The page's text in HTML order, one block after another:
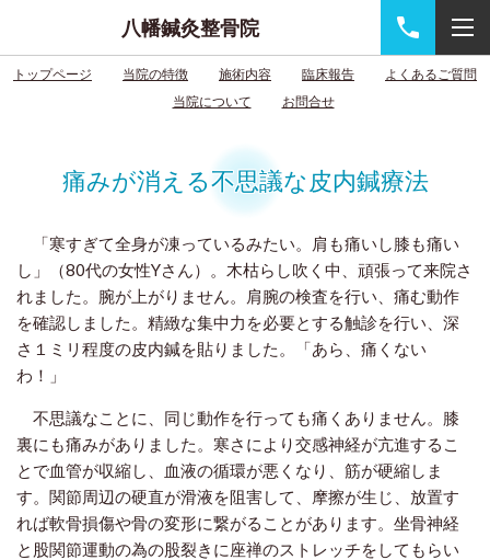
八幡鍼灸整骨院
トップページ 当院の特徴 施術内容 臨床報告
よくあるご質問
当院について
お問合せ
痛みが消える不思議な皮内鍼療法
「寒すぎて全身が凍っているみたい。肩も痛いし膝も痛い
し」（80代の女性Yさん）。木枯らし吹く中、頑張って来院さ
れました。腕が上がりません。肩腕の検査を行い、痛む動作
を確認しました。精緻な集中力を必要とする触診を行い、深
さ１ミリ程度の皮内鍼を貼りました。「あら、痛くない
わ！」
不思議なことに、同じ動作を行っても痛くありません。膝
裏にも痛みがありました。寒さにより交感神経が亢進するこ
とで血管が収縮し、血液の循環が悪くなり、筋が硬縮しま
す。関節周辺の硬直が滑液を阻害して、摩擦が生じ、放置す
れば軟骨損傷や骨の変形に繋がることがあります。坐骨神経
と股関節運動の為の股裂きに座禅のストレッチをしてもらい